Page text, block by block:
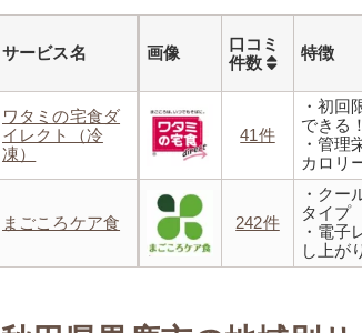
サービス名 画像
口コミ
件数
特徴
ワタミの宅食ダ
イレクト（冷
凍）
41件
・初回
できる！
・管理
カロリ
・レン
安全で
・豊富
ること
まごころケア食 242件
・クー
タイプ
・電子
し上が
・メニ
20％